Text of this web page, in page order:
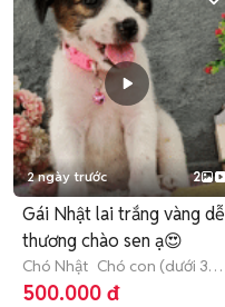
2 ngày trước 2
Gái Nhật lai trắng vàng dễ
thương chào sen ạ😍
Chó Nhật Chó con (dưới 3
tháng tuổi)
500.000 đ